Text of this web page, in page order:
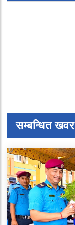
सम्बन्धित खवर